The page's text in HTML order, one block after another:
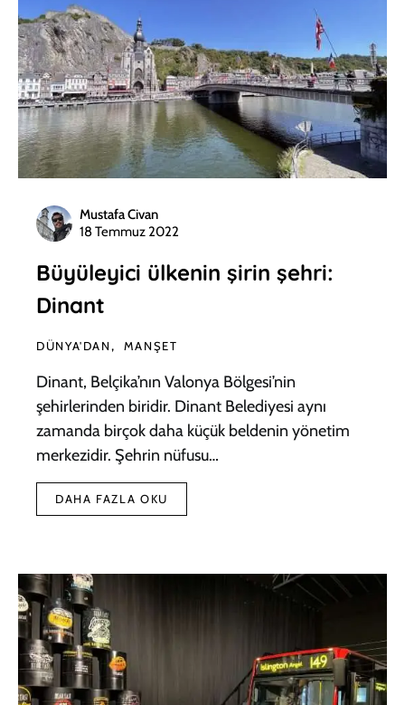
Mustafa Civan
18 Temmuz 2022
Büyüleyici ülkenin şirin şehri:
Dinant
DÜNYA'DAN MANŞET
Dinant, Belçika’nın Valonya Bölgesi’nin
şehirlerinden biridir. Dinant Belediyesi aynı
zamanda birçok daha küçük beldenin yönetim
merkezidir. Şehrin nüfusu…
DAHA FAZLA OKU